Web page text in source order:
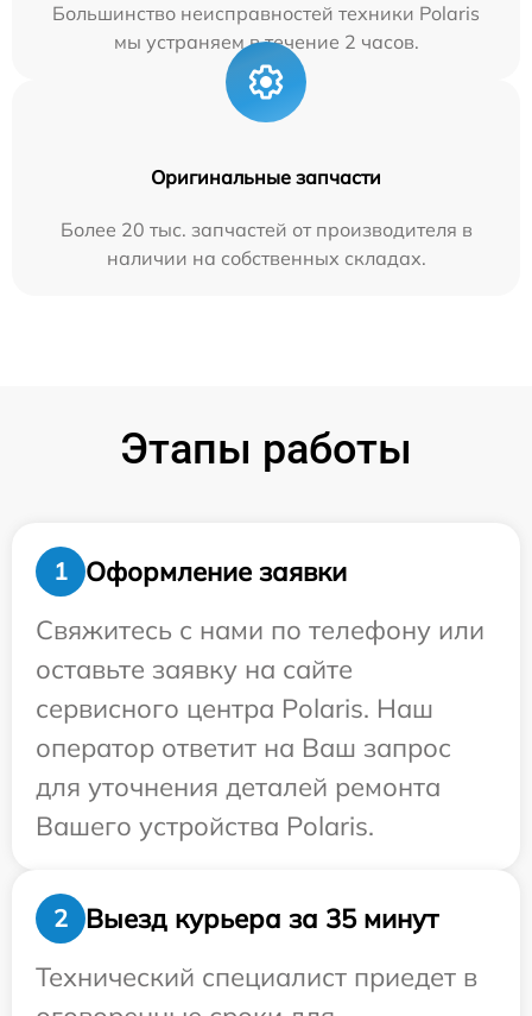
Большинство неисправностей техники Polaris
мы устраняем в течение 2 часов.
Оригинальные запчасти
Более 20 тыс. запчастей от производителя в
наличии на собственных складах.
Этапы работы
1
Оформление заявки
Свяжитесь с нами по телефону или
оставьте заявку на сайте
сервисного центра Polaris. Наш
оператор ответит на Ваш запрос
для уточнения деталей ремонта
Вашего устройства Polaris.
2
Выезд курьера за 35 минут
Технический специалист приедет в